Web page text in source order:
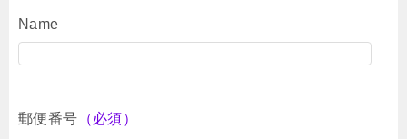
Name
郵便番号 （必須）